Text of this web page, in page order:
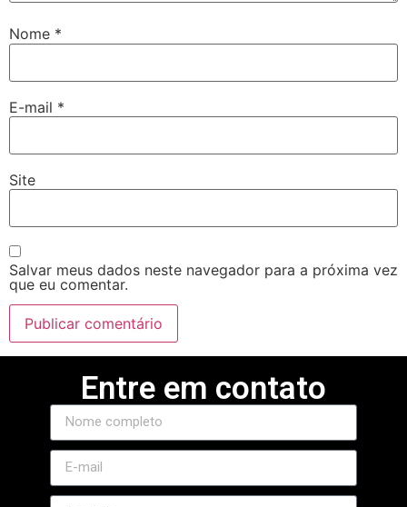
Panel
Nome *
E-mail *
Site
Salvar meus dados neste navegador para a próxima vez
que eu comentar.
Entre em contato